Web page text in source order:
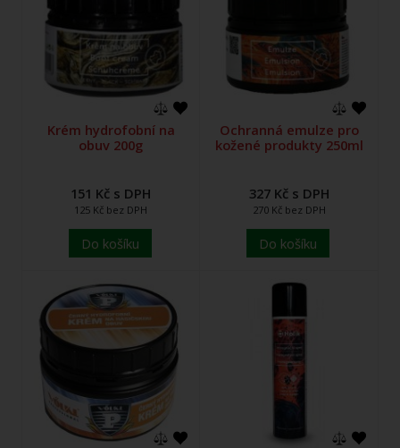
Krém hydrofobní na
obuv 200g
151 Kč s DPH
125 Kč bez DPH
Do košíku
Ochranná emulze pro
kožené produkty 250ml
327 Kč s DPH
270 Kč bez DPH
Do košíku